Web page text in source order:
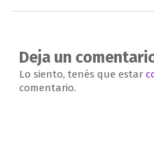
Deja un
Lo siento, tenés que estar
comentario.